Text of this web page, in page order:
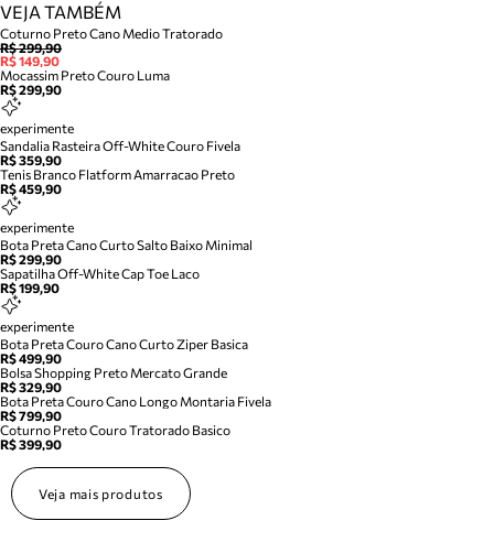
VEJA TAMBÉM
Coturno Preto Cano Medio Tratorado
R$ 299,90
R$ 149,90
Mocassim Preto Couro Luma
R$ 299,90
experimente
Sandalia Rasteira Off-White Couro Fivela
R$ 359,90
Tenis Branco Flatform Amarracao Preto
R$ 459,90
experimente
Bota Preta Cano Curto Salto Baixo Minimal
R$ 299,90
Sapatilha Off-White Cap Toe Laco
R$ 199,90
experimente
Bota Preta Couro Cano Curto Ziper Basica
R$ 499,90
Bolsa Shopping Preto Mercato Grande
R$ 329,90
Bota Preta Couro Cano Longo Montaria Fivela
R$ 799,90
Coturno Preto Couro Tratorado Basico
R$ 399,90
Veja mais produtos